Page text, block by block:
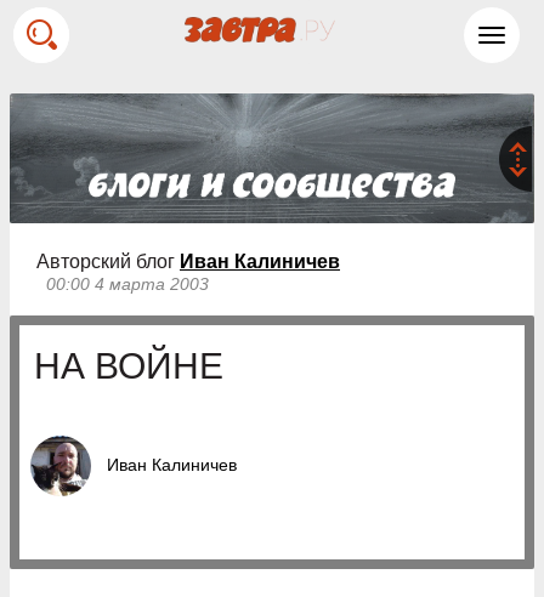
Авторский блог Иван Калиничев
00:00 4 марта 2003
НА ВОЙНЕ
Иван Калиничев